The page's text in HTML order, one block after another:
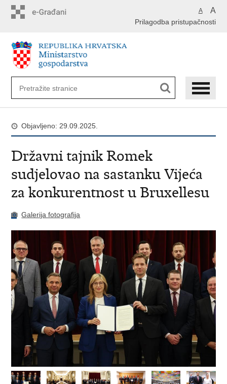
A A
Prilagodba pristupačnosti
Objavljeno: 29.09.2025.
Državni tajnik Romek
sudjelovao na sastanku Vijeća
za konkurentnost u Bruxellesu
Galerija fotografija